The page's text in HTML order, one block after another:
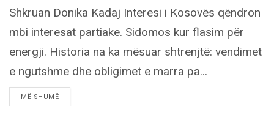
Shkruan Donika Kadaj Interesi i Kosovës qëndron
mbi interesat partiake. Sidomos kur flasim për
energji. Historia na ka mësuar shtrenjtë: vendimet
e ngutshme dhe obligimet e marra pa...
MË SHUMËDETAILS